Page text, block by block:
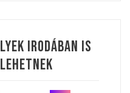
irodában is